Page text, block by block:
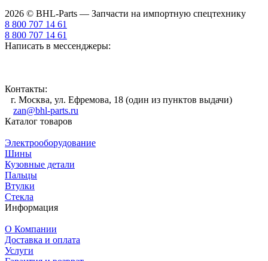
2026 © BHL-Parts — Запчасти на импортную спецтехнику
8 800 707 14 61
8 800 707 14 61
Написать в мессенджеры:
Контакты:
г. Москва, ул. Ефремова, 18 (один из пунктов выдачи)
zan@bhl-parts.ru
Каталог товаров
Электрооборудование
Шины
Кузовные детали
Пальцы
Втулки
Стекла
Информация
О Компании
Доставка и оплата
Услуги